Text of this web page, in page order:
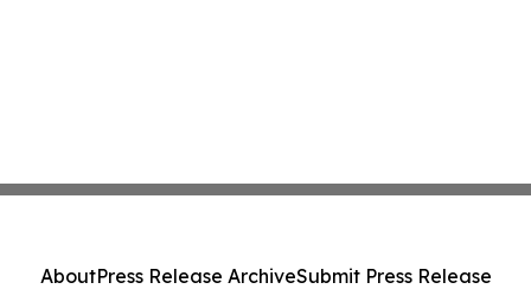
AboutPress Release ArchiveSubmit Press Release